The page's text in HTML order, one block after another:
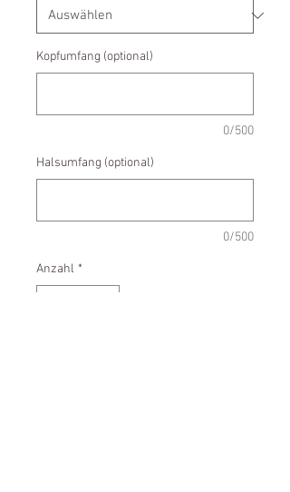
Kopfumfang (optional)
0/500
Halsumfang (optional)
0/500
Anzahl *